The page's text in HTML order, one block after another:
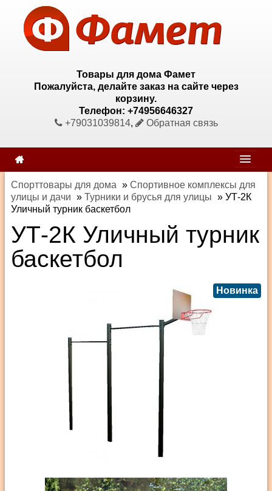
Товары для дома Фамет
Пожалуйста, делайте заказ на сайте через
корзину.
Телефон: +74956646327
+79031039814, Обратная связь
Спорттовары для дома » Спортивное комплексы для
улицы и дачи » Турники и брусья для улицы » УТ-2К
Уличный турник баскетбол
УТ-2К Уличный турник
баскетбол
Новинка